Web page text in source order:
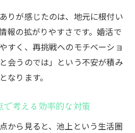
りが感じたのは、地元に根付い
報の拡がりやすさです。婚活で
すく、再挑戦へのモチベーショ
会うのでは」という不安が積み
なります。
考える効率的な対策
から見ると、池上という生活圏